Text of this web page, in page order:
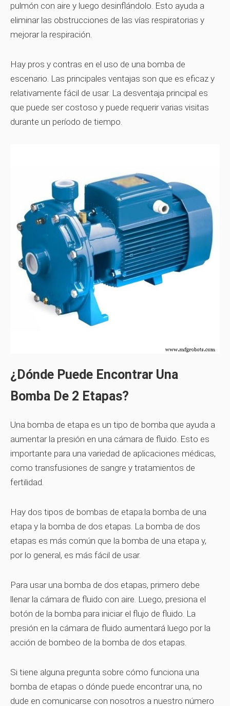
pulmón con aire y luego desinflándolo. Esto ayuda a
eliminar las obstrucciones de las vías respiratorias y
mejorar la respiración.
Hay pros y contras en el uso de una bomba de
escenario. Las principales ventajas son que es eficaz y
relativamente fácil de usar. La desventaja principal es
que puede ser costoso y puede requerir varias visitas
durante un período de tiempo.
¿Dónde Puede Encontrar Una
Bomba De 2 Etapas?
Una bomba de etapa es un tipo de bomba que ayuda a
aumentar la presión en una cámara de fluido. Esto es
importante para una variedad de aplicaciones médicas,
como transfusiones de sangre y tratamientos de
fertilidad.
Hay dos tipos de bombas de etapa:la bomba de una
etapa y la bomba de dos etapas. La bomba de dos
etapas es más común que la bomba de una etapa y,
por lo general, es más fácil de usar.
Para usar una bomba de dos etapas, primero debe
llenar la cámara de fluido con aire. Luego, presiona el
botón de la bomba para iniciar el flujo de fluido. La
presión en la cámara de fluido aumentará luego por la
acción de bombeo de la bomba de dos etapas.
Si tiene alguna pregunta sobre cómo funciona una
bomba de etapas o dónde puede encontrar una, no
dude en comunicarse con nosotros a nuestro número